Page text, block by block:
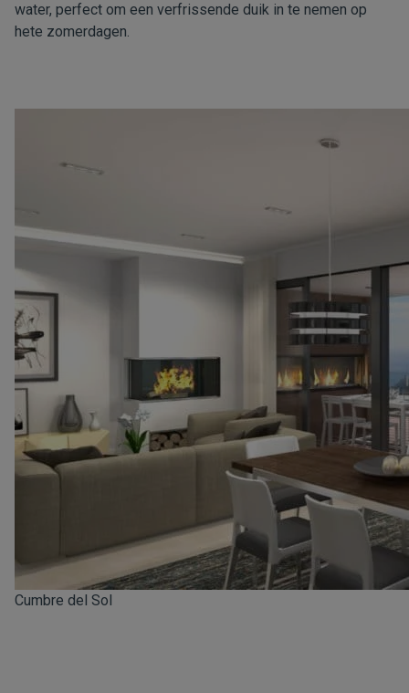
water, perfect om een verfrissende duik in te nemen op
hete zomerdagen.
Cumbre del Sol